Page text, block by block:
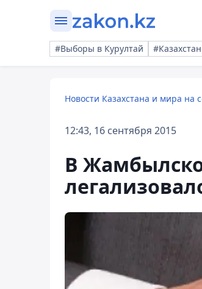
#Выборы в Курултай
Новости Казахстана и мира на
12:43, 16 сентября 2015
В